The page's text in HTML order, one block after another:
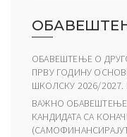
ОБАВЕШТЕЊЕ О
ПРВУ ГОДИНУ
ШКОЛСКУ 2026/
ВАЖНО
КАНДИДАТА СА